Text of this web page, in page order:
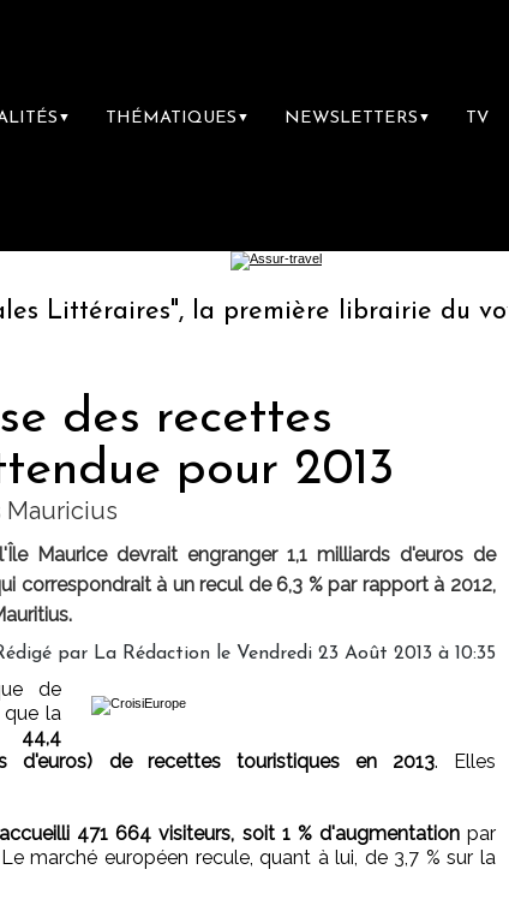
▼ THÉMATIQUES ▼ NEWSLETTERS ▼ TV
Littéraires", la première librairie du voyage
des recettes
pour 2013
Mauricius
Maurice devrait engranger 1,1 milliards d'euros de
correspondrait à un recul de 6,3 % par rapport à 2012,
par La Rédaction le Vendredi 23 Août 2013 à 10:35
de
que la
44,4
d'euros) de recettes touristiques en 2013. Elles
471 664 visiteurs, soit 1 % d'augmentationpar
marché européen recule, quant à lui, de 3,7 % sur la